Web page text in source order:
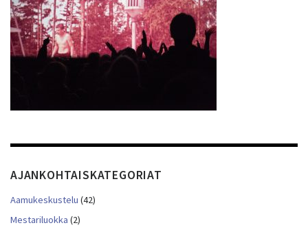
AJANKOHTAISKATEGORIAT
Aamukeskustelu (42)
Mestariluokka (2)